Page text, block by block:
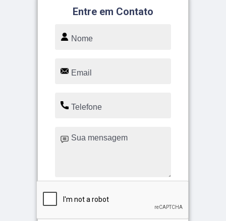
Entre em Contato